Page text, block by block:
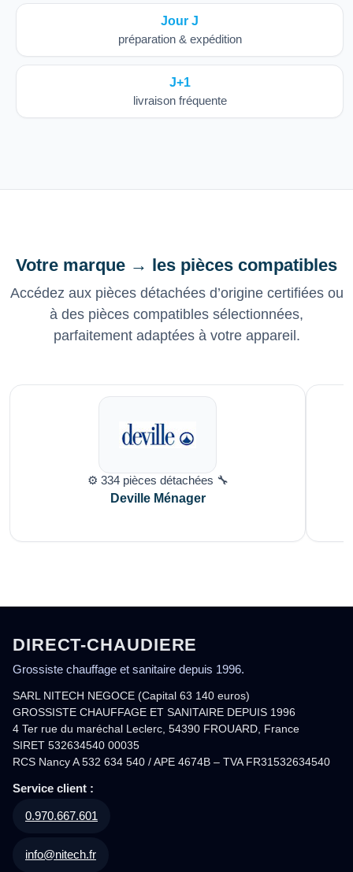
Jour J
préparation & expédition
J+1
livraison fréquente
Votre marque → les pièces compatibles
Accédez aux pièces détachées d’origine certifiées ou
à des pièces compatibles sélectionnées,
parfaitement adaptées à votre appareil.
⚙️ 334 pièces détachées 🔧
Deville Ménager
DIRECT-CHAUDIERE
Grossiste chauffage et sanitaire depuis 1996.
SARL NITECH NEGOCE (Capital 63 140 euros)
GROSSISTE CHAUFFAGE ET SANITAIRE DEPUIS 1996
4 Ter rue du maréchal Leclerc, 54390 FROUARD, France
SIRET 532634540 00035
RCS Nancy A 532 634 540 / APE 4674B – TVA FR31532634540
Service client :
0.970.667.601
info@nitech.fr